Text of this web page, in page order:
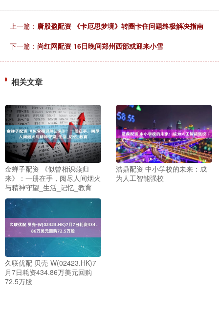
上一篇： 唐股盈配资 《卡厄思梦境》转圈卡住问题终极解决指南
下一篇： 尚红网配资 16日晚间郑州西部或迎来小雪
相关文章
金蝉子配资 《似曾相识燕归
来》：一册在手，阅尽人间烟火
与精神守望_生活_记忆_教育
浩鼎配资 中小学校的未来：成
为人工智能强校
久联优配 贝壳-W(02423.HK)7
月7日耗资434.86万美元回购
72.5万股